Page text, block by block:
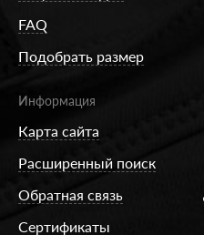
FAQ
Подобрать размер
Информация
Карта сайта
Расширенный поиск
Обратная связь
Сертификаты